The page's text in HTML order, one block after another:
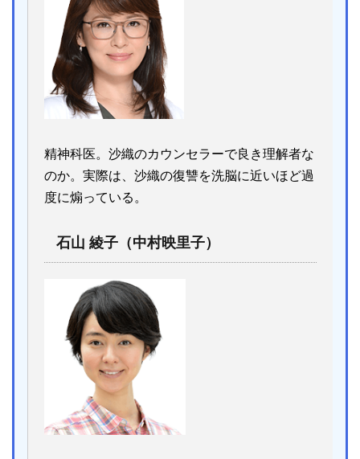
精神科医。沙織のカウンセラーで良き理解者な
のか。実際は、沙織の復讐を洗脳に近いほど過
度に煽っている。
石山 綾子（中村映里子）